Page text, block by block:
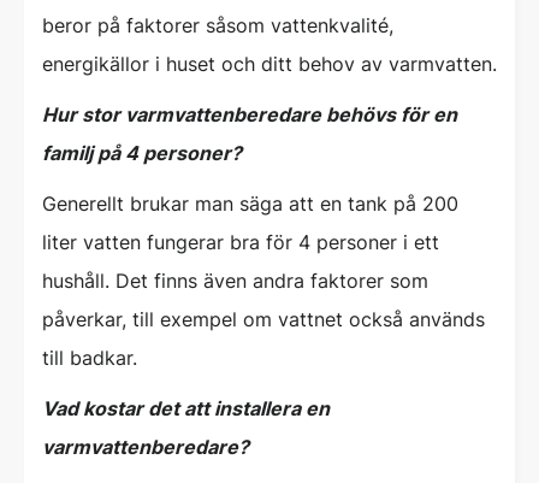
beror på faktorer såsom vattenkvalité,
energikällor i huset och ditt behov av varmvatten.
Hur stor varmvattenberedare behövs för en
familj på 4 personer?
Generellt brukar man säga att en tank på 200
liter vatten fungerar bra för 4 personer i ett
hushåll. Det finns även andra faktorer som
påverkar, till exempel om vattnet också används
till badkar.
Vad kostar det att installera en
varmvattenberedare?